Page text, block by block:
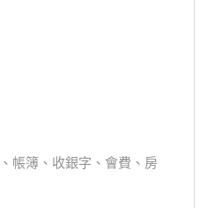
帳簿、收銀字、會費、房